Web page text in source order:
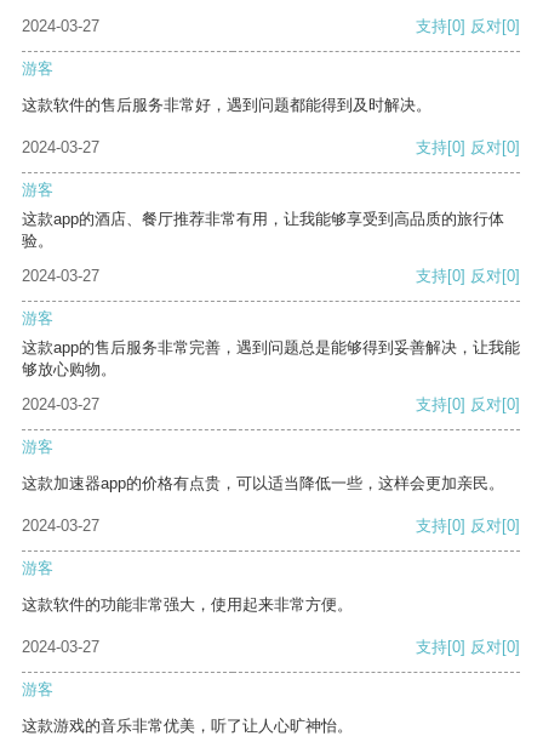
2024-03-27 支持[0] 反对[0]
游客
这款软件的售后服务非常好，遇到问题都能得到及时解决。
2024-03-27 支持[0] 反对[0]
游客
这款app的酒店、餐厅推荐非常有用，让我能够享受到高品质的旅行体
验。
2024-03-27
支持[0] 反对[0]
游客
这款app的售后服务非常完善，遇到问题总是能够得到妥善解决，让我能
够放心购物。
2024-03-27
支持[0] 反对[0]
游客
这款加速器app的价格有点贵，可以适当降低一些，这样会更加亲民。
2024-03-27 支持[0] 反对[0]
游客
这款软件的功能非常强大，使用起来非常方便。
2024-03-27 支持[0] 反对[0]
游客
这款游戏的音乐非常优美，听了让人心旷神怡。